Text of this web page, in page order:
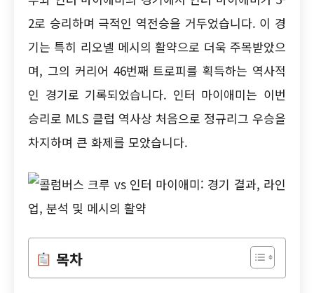
2로 승리하며 극적인 역전승을 거두었습니다. 이 경
기는 특히 리오넬 메시의 활약으로 더욱 주목받았으
며, 그의 커리어 46번째 트로피를 획득하는 역사적
인 경기로 기록되었습니다. 인터 마이애미는 이번
승리로 MLS 클럽 역사상 처음으로 정규리그 우승을
차지하며 큰 화제를 모았습니다.
목차